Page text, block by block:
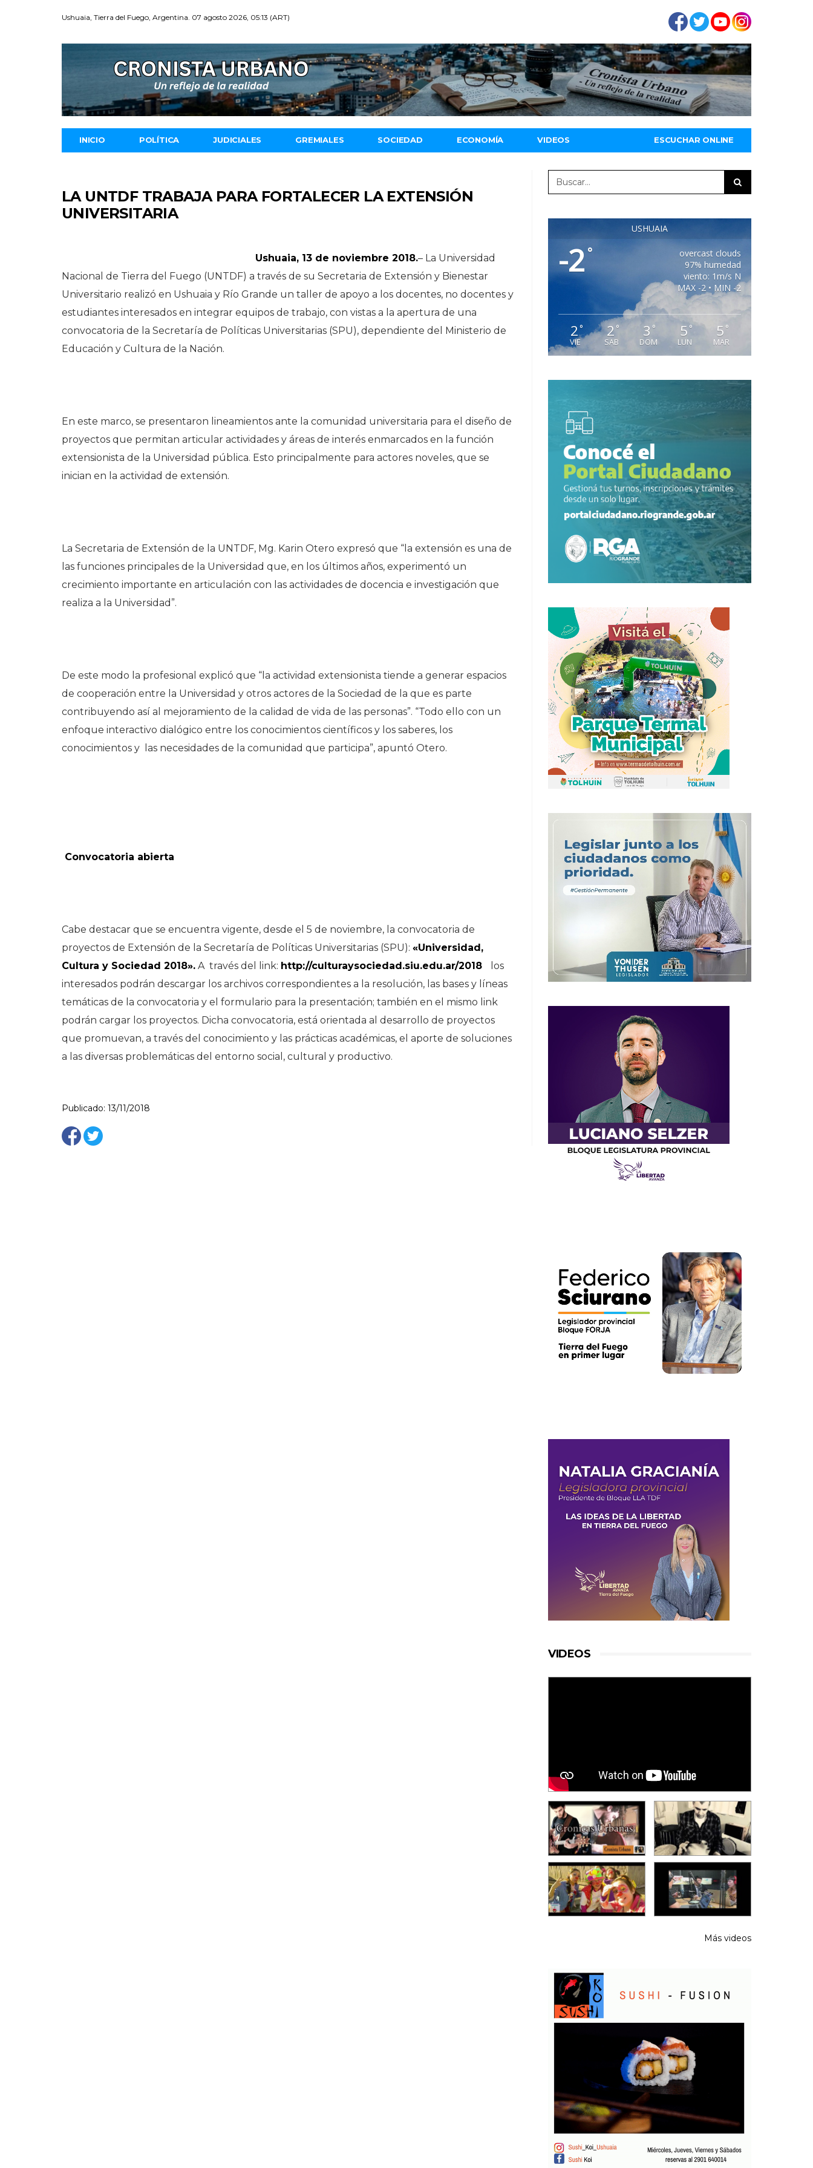
Ushuaia, Tierra del Fuego, Argentina. 07 agosto 2026, 05:13 (ART)
INICIO POLÍTICA JUDICIALES GREMIALES SOCIEDAD ECONOMÍA VIDEOS ESCUCHAR ONLINE
LA UNTDF TRABAJA PARA FORTALECER LA EXTENSIÓN
UNIVERSITARIA
Ushuaia, 13 de noviembre 2018.– La Universidad
Nacional de Tierra del Fuego (UNTDF) a través de su Secretaria de Extensión y Bienestar
Universitario realizó en Ushuaia y Río Grande un taller de apoyo a los docentes, no docentes y
estudiantes interesados en integrar equipos de trabajo, con vistas a la apertura de una
convocatoria de la Secretaría de Políticas Universitarias (SPU), dependiente del Ministerio de
Educación y Cultura de la Nación.
En este marco, se presentaron lineamientos ante la comunidad universitaria para el diseño de
proyectos que permitan articular actividades y áreas de interés enmarcados en la función
extensionista de la Universidad pública. Esto principalmente para actores noveles, que se
inician en la actividad de extensión.
La Secretaria de Extensión de la UNTDF, Mg. Karin Otero expresó que “la extensión es una de
las funciones principales de la Universidad que, en los últimos años, experimentó un
crecimiento importante en articulación con las actividades de docencia e investigación que
realiza a la Universidad”.
De este modo la profesional explicó que “la actividad extensionista tiende a generar espacios
de cooperación entre la Universidad y otros actores de la Sociedad de la que es parte
contribuyendo así al mejoramiento de la calidad de vida de las personas”. “Todo ello con un
enfoque interactivo dialógico entre los conocimientos científicos y los saberes, los
conocimientos y las necesidades de la comunidad que participa”, apuntó Otero.
Convocatoria abierta
Cabe destacar que se encuentra vigente, desde el 5 de noviembre, la convocatoria de
proyectos de Extensión de la Secretaría de Políticas Universitarias (SPU): «Universidad,
Cultura y Sociedad 2018». A través del link: http://culturaysociedad.siu.edu.ar/2018
los
interesados podrán descargar los archivos correspondientes a la resolución, las bases y líneas
temáticas de la convocatoria y el formulario para la presentación; también en el mismo link
podrán cargar los proyectos. Dicha convocatoria, está orientada al desarrollo de proyectos
que promuevan, a través del conocimiento y las prácticas académicas, el aporte de soluciones
a las diversas problemáticas del entorno social, cultural y productivo.
Publicado: 13/11/2018
USHUAIA
-2°
overcast clouds
97% humedad
viento: 1m/s N
MAX -2 • MIN -2
2°
VIE
2 °
SAB
3 °
DOM
5 °
LUN
5 °
MAR
VIDEOS
Más videos